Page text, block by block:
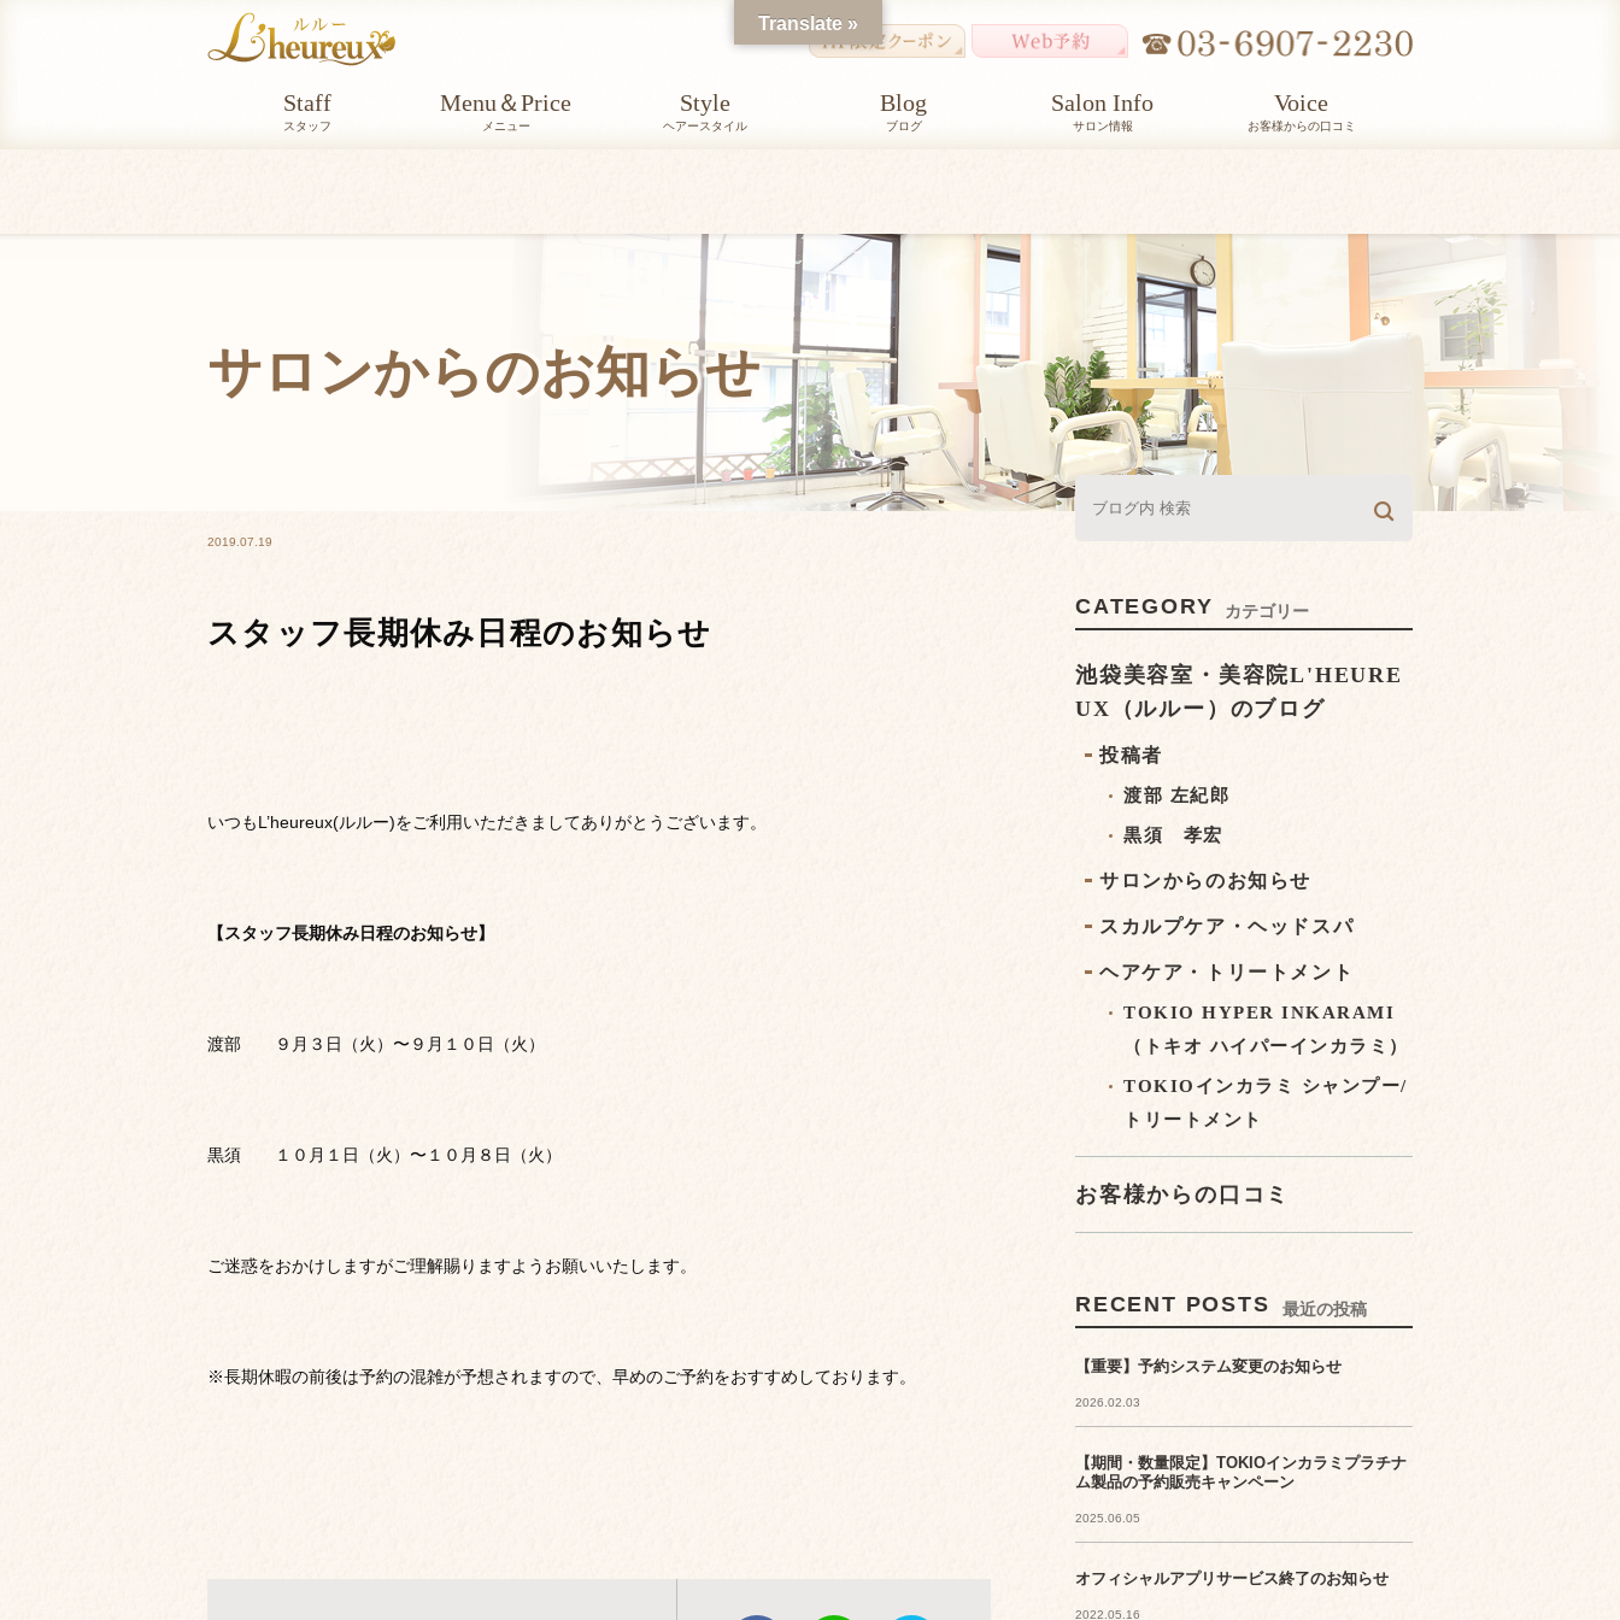
Staff
スタッフ
Menu＆Price
メニュー
Style
ヘアースタイル
Blog
ブログ
Salon Info
サロン情報
Voice
お客様からの口コミ
サロンからのお知らせ
2019.07.19
スタッフ長期休み日程のお知らせ
いつもL’heureux(ルルー)をご利用いただきましてありがとうございます。
【スタッフ長期休み日程のお知らせ】
渡部 ９月３日（火）〜９月１０日（火）
黒須 １０月１日（火）〜１０月８日（火）
ご迷惑をおかけしますがご理解賜りますようお願いいたします。
※長期休暇の前後は予約の混雑が予想されますので、早めのご予約をおすすめしております。
CATEGORY カテゴリー
池袋美容室・美容院L'HEURE
UX（ルルー）のブログ
投稿者
渡部 左紀郎
黒須 孝宏
サロンからのお知らせ
スカルプケア・ヘッドスパ
ヘアケア・トリートメント
TOKIO HYPER INKARAMI
（トキオ ハイパーインカラミ）
TOKIOインカラミ シャンプー/
トリートメント
お客様からの口コミ
RECENT POSTS 最近の投稿
【重要】予約システム変更のお知らせ
2026.02.03
【期間・数量限定】TOKIOインカラミプラチナ
ム製品の予約販売キャンペーン
2025.06.05
オフィシャルアプリサービス終了のお知らせ
2022.05.16
Translate »